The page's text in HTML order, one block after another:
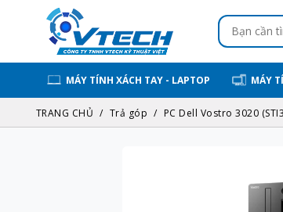
MÁY TÍNH XÁCH TAY - LAPTOP MÁY
TRANG CHỦ Trả góp PC Dell Vostro 3020